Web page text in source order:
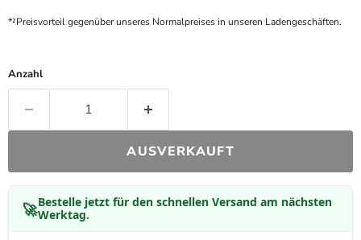
*²Preisvorteil gegenüber unseres Normalpreises in unseren Ladengeschäften.
Anzahl
AUSVERKAUFT
🚀Bestelle jetzt für den schnellen Versand am nächsten
Werktag.